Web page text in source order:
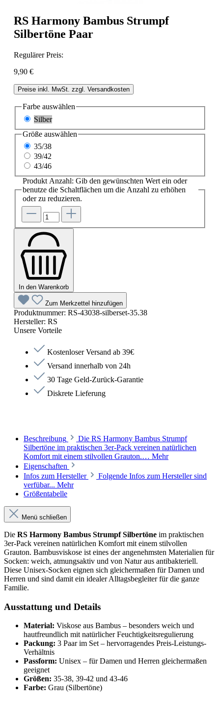
RS Harmony Bambus Strumpf
Silbertöne Paar
Regulärer Preis:
9,90 €
Preise inkl. MwSt. zzgl. Versandkosten
Farbe auswählen
Silber
Größe auswählen
35/38
39/42
43/46
Produkt Anzahl: Gib den gewünschten Wert ein oder
benutze die Schaltflächen um die Anzahl zu erhöhen
oder zu reduzieren.
In den Warenkorb
Zum Merkzettel hinzufügen
Produktnummer: RS-43038-silberset-35.38
Hersteller: RS
Unsere Vorteile
Kostenloser Versand ab 39€
Versand innerhalb von 24h
30 Tage Geld-Zurück-Garantie
Diskrete Lieferung
Beschreibung
Die RS Harmony Bambus Strumpf
Silbertöne im praktischen 3er-Pack vereinen natürlichen
Komfort mit einem stilvollen Grauton.… Mehr
Eigenschaften
Infos zum Hersteller
Folgende Infos zum Hersteller sind
verfübar... Mehr
Größentabelle
Menü schließen
Die RS Harmony Bambus Strumpf Silbertöne im praktischen
3er-Pack vereinen natürlichen Komfort mit einem stilvollen
Grauton. Bambusviskose ist eines der angenehmsten Materialien für
Socken: weich, atmungsaktiv und von Natur aus antibakteriell.
Diese Unisex-Socken eignen sich gleichermaßen für Damen und
Herren und sind damit ein idealer Alltagsbegleiter für die ganze
Familie.
Ausstattung und Details
Material: Viskose aus Bambus – besonders weich und
hautfreundlich mit natürlicher Feuchtigkeitsregulierung
Packung: 3 Paar im Set – hervorragendes Preis-Leistungs-
Verhältnis
Passform: Unisex – für Damen und Herren gleichermaßen
geeignet
Größen: 35-38, 39-42 und 43-46
Farbe: Grau (Silbertöne)